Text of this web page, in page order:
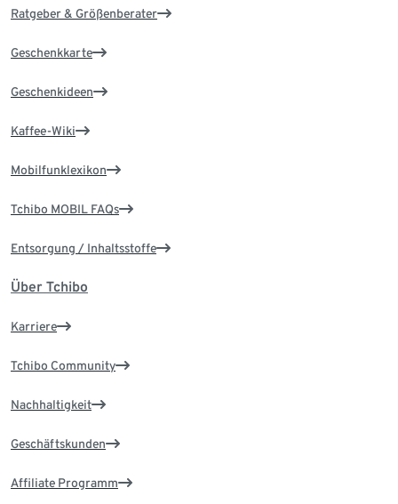
Ratgeber & Größenberater
Geschenkkarte
Geschenkideen
Kaffee-Wiki
Mobilfunklexikon
Tchibo MOBIL FAQs
Entsorgung / Inhaltsstoffe
Über Tchibo
Karriere
Tchibo Community
Nachhaltigkeit
Geschäftskunden
Affiliate Programm